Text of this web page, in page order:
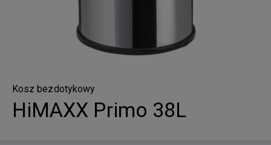
Kosz bezdotykowy
HiMAXX Primo 38L